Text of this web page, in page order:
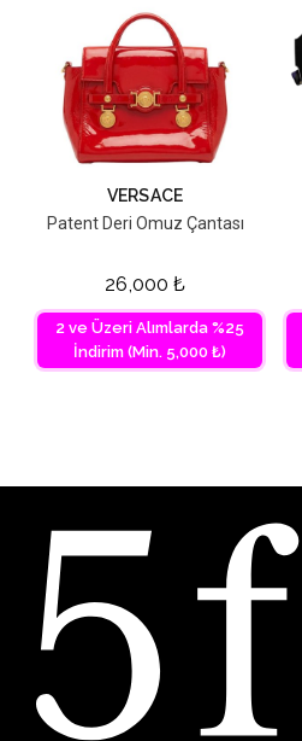
VERSACE
Patent Deri Omuz Çantası
26,000 ₺
2 ve Üzeri Alımlarda %25
İndirim (Min. 5,000 ₺)